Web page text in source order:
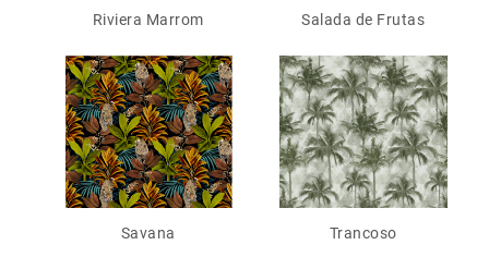
Riviera Marrom Salada de Frutas
Savana Trancoso